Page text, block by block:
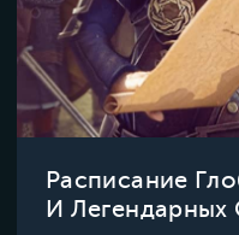
Расписание
И Легендарных